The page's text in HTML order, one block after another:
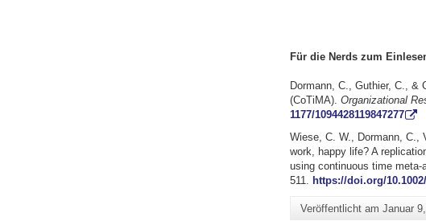
Für die Nerds zum
Dormann, C., Guthier, C., &
(CoTiMA). Organizational
1177/1094428119847277
Wiese, C. W., Dormann, C.,
work, happy life? A
using continuous time
511. https://doi.org/10.
Veröffentlicht amJanuar